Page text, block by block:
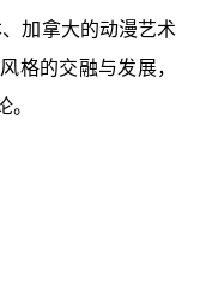
加拿大的动漫艺术
格的交融与发展，
。